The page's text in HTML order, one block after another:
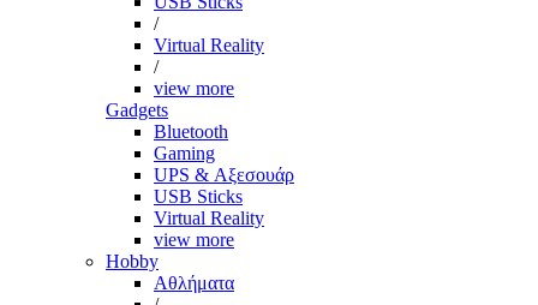
/
Virtual Reality
/
view more
Gadgets
Bluetooth
Gaming
UPS & Αξεσουάρ
USB Sticks
Virtual Reality
view more
Hobby
Αθλήματα